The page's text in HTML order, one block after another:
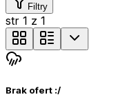
Filtry
str 1 z 1
Brak ofert :/